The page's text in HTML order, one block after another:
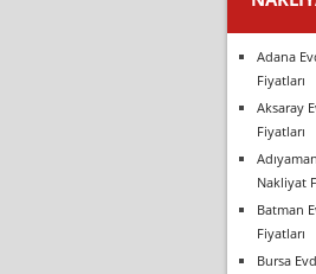
Adana
Fiyatları
Aksaray
Fiyatları
Nakliyat
Batman
Fiyatları
Bursa